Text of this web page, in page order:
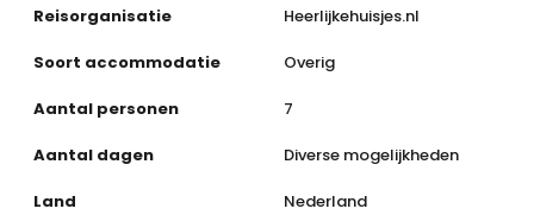
Reisorganisatie Heerlijkehuisjes.nl
Soort accommodatie Overig
Aantal personen 7
Aantal dagen Diverse mogelijkheden
Land Nederland